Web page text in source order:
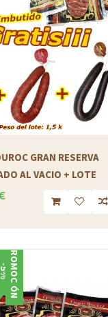
GRAN RESERVA
AL VACIO + LOTE
PROMOCIÓN
-5%